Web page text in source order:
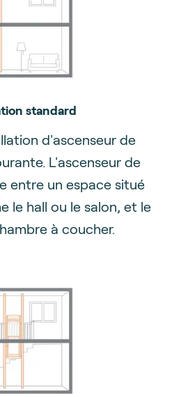
standard
d'ascenseur de
L'ascenseur de
entre un espace situé
le hall ou le salon, et le
à coucher.